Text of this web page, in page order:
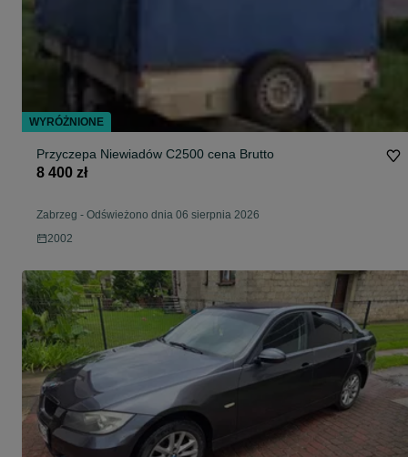
Przyczepa Niewiadów C2500 cena Brutto
8 400 zł
Zabrzeg - Odświeżono dnia 06 sierpnia 2026
2002
WYRÓŻNIONE